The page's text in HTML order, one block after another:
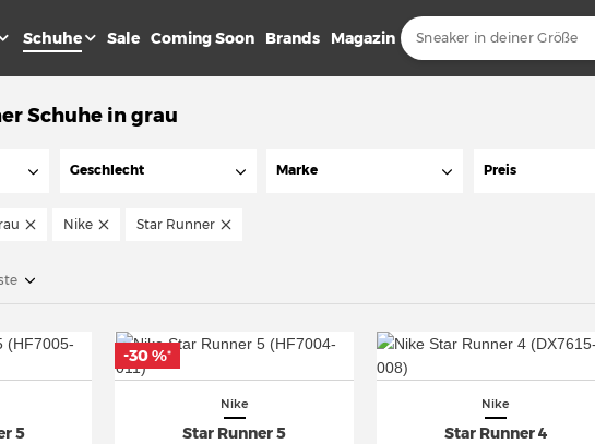
Schuhe Sale Coming Soon Brands Magazin
Schuhe in grau
Geschlecht Marke Preis
Nike Star Runner
5
Nike
Star Runner 5
-30 %*
Nike
Star Runner 4